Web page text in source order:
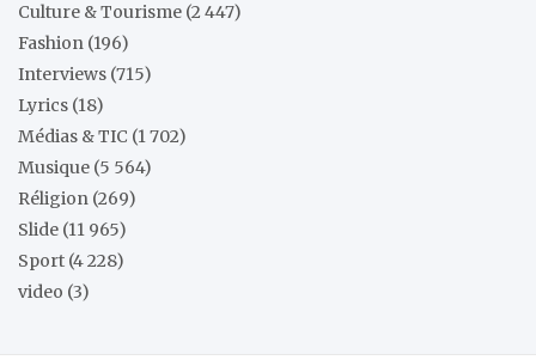
Culture & Tourisme (2 447)
Fashion (196)
Interviews (715)
Lyrics (18)
Médias & TIC (1 702)
Musique (5 564)
Réligion (269)
Slide (11 965)
Sport (4 228)
video (3)